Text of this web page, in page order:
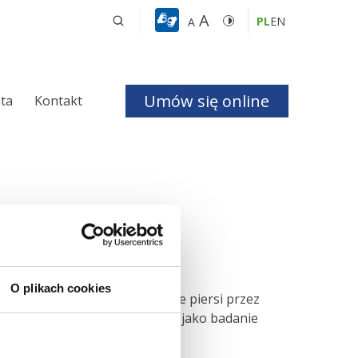
O plikach cookies
A A PLEN
Umów się online
Kontakt
uzupełniającej badanie piersi przez
powinna być wykonana jako badanie